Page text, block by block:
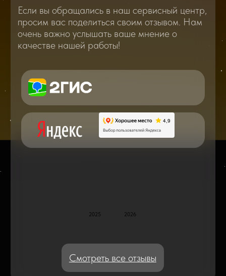
по ремонту в онлайн в чате
Блог статей - важное,
полезное, новое
В нашем блоге статей мы расскажем
Вам о самом важном, полезном и новом
в мире смартфонов и не только